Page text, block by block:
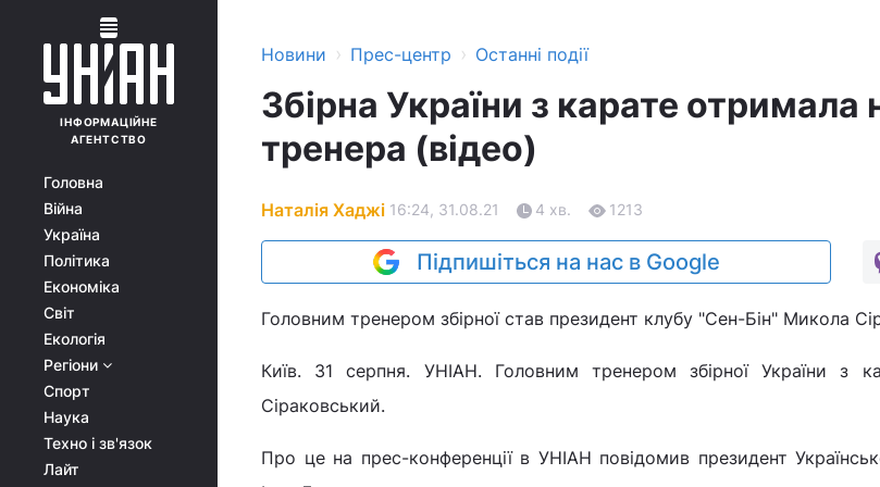
ІНФОРМАЦІЙНЕ
АГЕНТСТВО
Головна
Війна
Україна
Політика
Економіка
Світ
Екологія
Регіони
Спорт
Наука
Техно і зв'язок
Лайт
Новини › Прес-центр › Останні події
Збірна України з карате отримала
тренера (відео)
Наталія Хаджі 16:24, 31.08.21 4 хв. 1213
Підпишіться на нас в Google
Головним тренером збірної став президент клубу "Сен-Бін" Микола
Київ. 31 серпня. УНІАН. Головним тренером збірної України з
Сіраковський.
Про це на прес-конференції в УНІАН повідомив президент